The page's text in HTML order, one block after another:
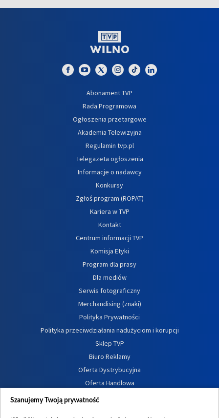
Abonament TVP
Rada Programowa
Ogłoszenia przetargowe
Akademia Telewizyjna
Regulamin tvp.pl
Telegazeta ogłoszenia
Informacje o nadawcy
Konkursy
Zgłoś program (ROPAT)
Kariera w TVP
Kontakt
Centrum informacji TVP
Komisja Etyki
Program dla prasy
Dla mediów
Serwis fotograficzny
Merchandising (znaki)
Polityka Prywatności
Polityka przeciwdziałania nadużyciom i korupcji
Sklep TVP
Biuro Reklamy
Oferta Dystrybucyjna
Oferta Handlowa
Dostępność
Szanujemy Twoją prywatność